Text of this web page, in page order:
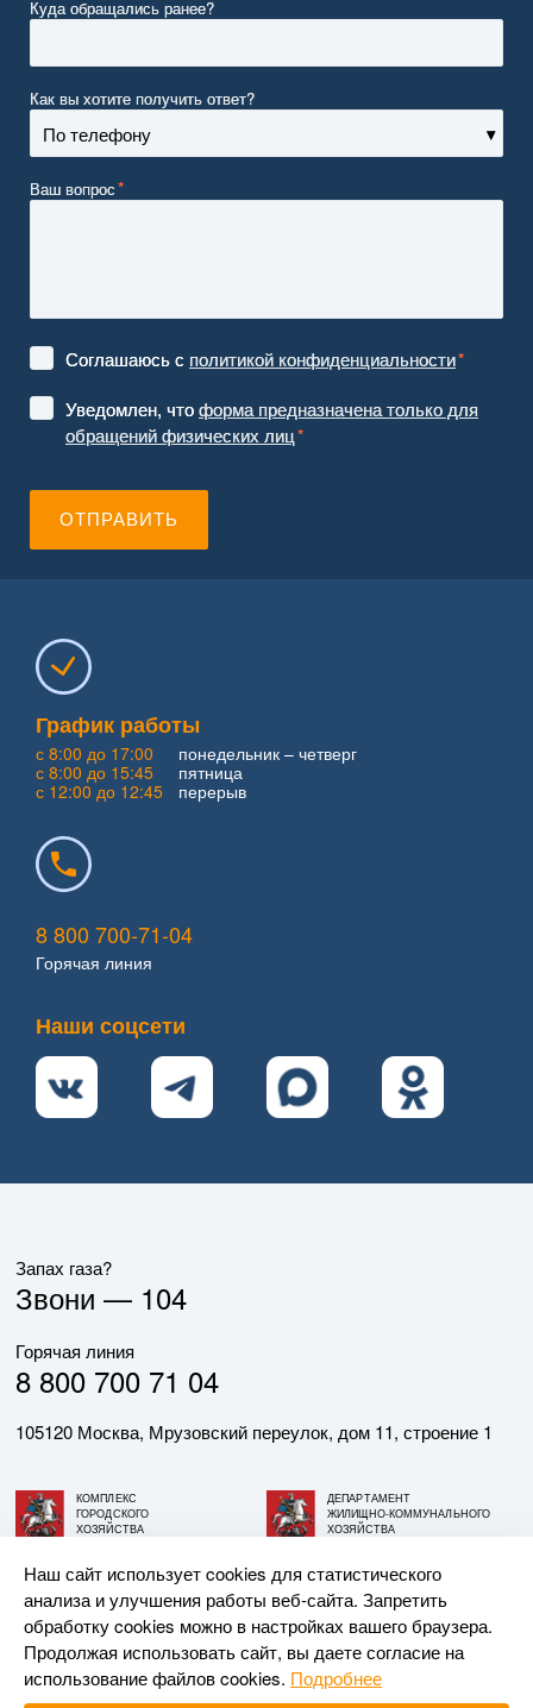
График работы
с 8:00 до 17:00
понедельник – четверг
с 8:00 до 15:45
пятница
с 12:00 до 12:45
перерыв
8 800 700-71-04
Горячая линия
Наши соцсети
Запах газа?
Звони — 104
Горячая линия
8 800 700 71 04
105120 Москва, Мрузовский переулок, дом 11, строение 1
КОМПЛЕКС
ГОРОДСКОГО
ХОЗЯЙСТВА
ДЕПАРТАМЕНТ
ЖИЛИЩНО-КОММУНАЛЬНОГО
ХОЗЯЙСТВА
© АО «МОСГАЗ», 2026. При использовании материалов
ссылка на сайт обязательна.
Разработка и поддержка —Upriver
Наш сайт использует cookies для статистического
анализа и улучшения работы веб-сайта. Запретить
обработку cookies можно в настройках вашего браузера.
Продолжая использовать сайт, вы даете согласие на
использование файлов cookies. Подробнее